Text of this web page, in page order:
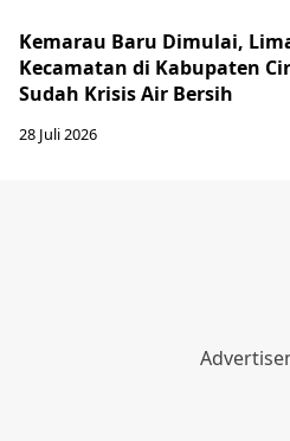
Kemarau Baru Dimulai,
Kecamatan di Kabupaten
Sudah Krisis Air Bersih
28 Juli 2026